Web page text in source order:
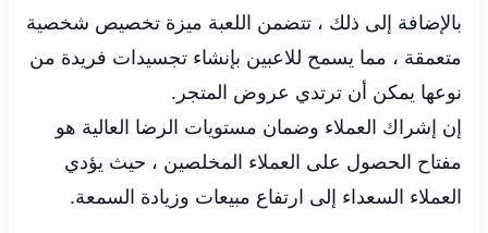
بالإضافة إلى ذلك ، تتضمن اللعبة ميزة تخصيص شخصية
متعمقة ، مما يسمح للاعبين بإنشاء تجسيدات فريدة من
نوعها يمكن أن ترتدي عروض المتجر.
إن إشراك العملاء وضمان مستويات الرضا العالية هو
مفتاح الحصول على العملاء المخلصين ، حيث يؤدي
العملاء السعداء إلى ارتفاع مبيعات وزيادة السمعة.